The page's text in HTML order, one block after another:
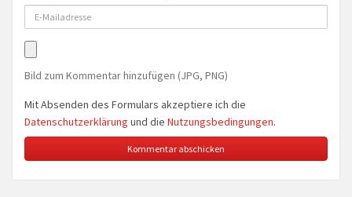
Bild zum Kommentar hinzufügen (JPG, PNG)
Mit Absenden des Formulars akzeptiere ich die
Datenschutzerklärung und die Nutzungsbedingungen.